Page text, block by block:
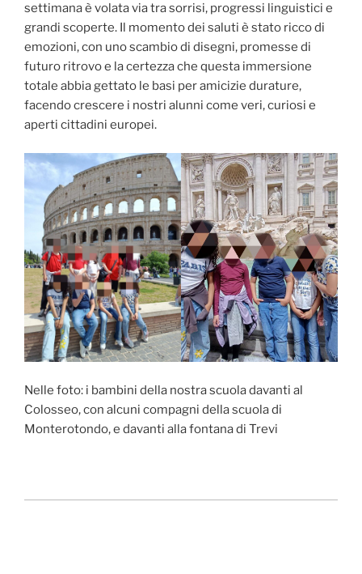
settimana è volata via tra sorrisi, progressi linguistici e
grandi scoperte. Il momento dei saluti è stato ricco di
emozioni, con uno scambio di disegni, promesse di
futuro ritrovo e la certezza che questa immersione
totale abbia gettato le basi per amicizie durature,
facendo crescere i nostri alunni come veri, curiosi e
aperti cittadini europei.
Nelle foto: i bambini della nostra scuola davanti al
Colosseo, con alcuni compagni della scuola di
Monterotondo, e davanti alla fontana di Trevi